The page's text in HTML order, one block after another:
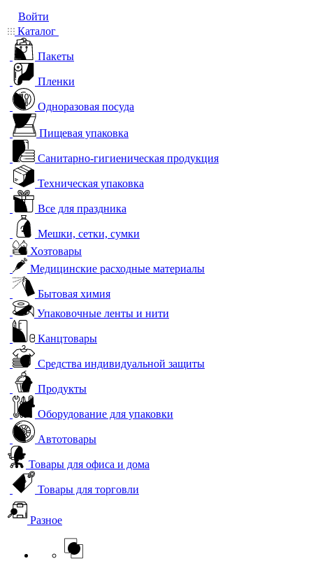
Войти
Каталог
Пакеты
Пленки
Одноразовая посуда
Пищевая упаковка
Санитарно-гигиеническая продукция
Техническая упаковка
Все для праздника
Мешки, сетки, сумки
Хозтовары
Медицинские расходные материалы
Бытовая химия
Упаковочные ленты и нити
Канцтовары
Средства индивидуальной защиты
Продукты
Оборудование для упаковки
Автотовары
Товары для офиса и дома
Товары для торговли
Разное